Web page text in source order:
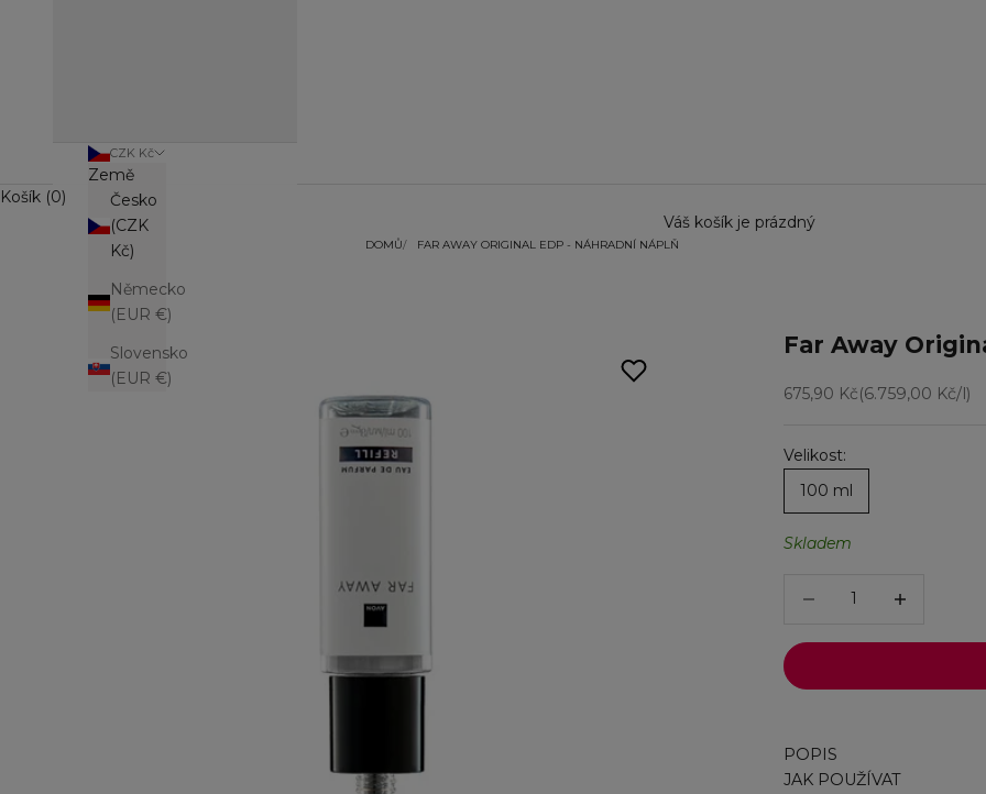
CZK Kč
Země
Česko
(CZK
Kč)
Německo
(EUR €)
Slovensko
(EUR €)
Košík (0)
Váš košík je prázdný
DOMŮ FAR AWAY ORIGINAL EDP - NÁHRADNÍ NÁPLŇ
Far Away
Prodejní cena
675,90 Kč(6.759,00 Kč/l)
Velikost:
100 ml
Skladem
POPIS
JAK POUŽÍVAT